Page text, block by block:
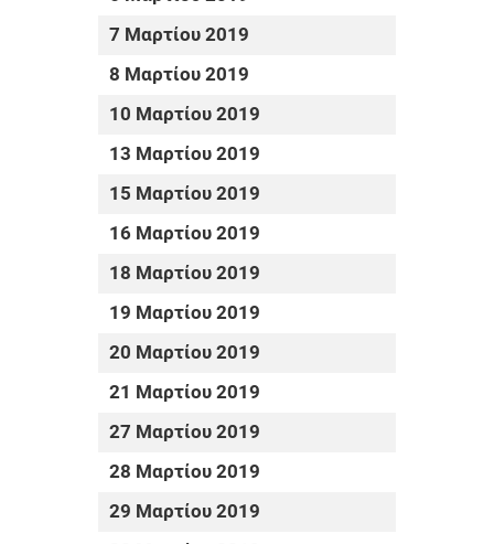
7 Μαρτίου 2019
8 Μαρτίου 2019
10 Μαρτίου 2019
13 Μαρτίου 2019
15 Μαρτίου 2019
16 Μαρτίου 2019
18 Μαρτίου 2019
19 Μαρτίου 2019
20 Μαρτίου 2019
21 Μαρτίου 2019
27 Μαρτίου 2019
28 Μαρτίου 2019
29 Μαρτίου 2019